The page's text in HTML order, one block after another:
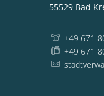
55529 Bad
+49 671
+49 671